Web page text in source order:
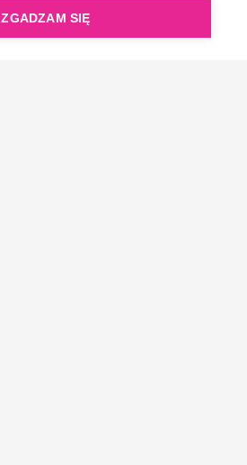
ZGADZAM SIĘ